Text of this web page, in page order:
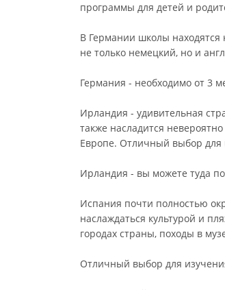
программы для детей и
В Германии школы находятся
не только немецкий, но и
Германия - необходимо от 3
Ирландия - удивительная
также насладится
Европе. Отличный выбор для
Ирландия - вы можете туда
Испания почти полностью
наслаждаться культурой и
городах страны, походы в
Отличный выбор для